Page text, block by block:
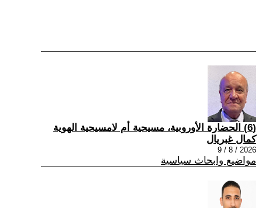
(6) الحضارة الأوروبية، مسيحية أم لامسيحية الهوية
كمال غبريال
2026 / 8 / 9
مواضيع وابحاث سياسية